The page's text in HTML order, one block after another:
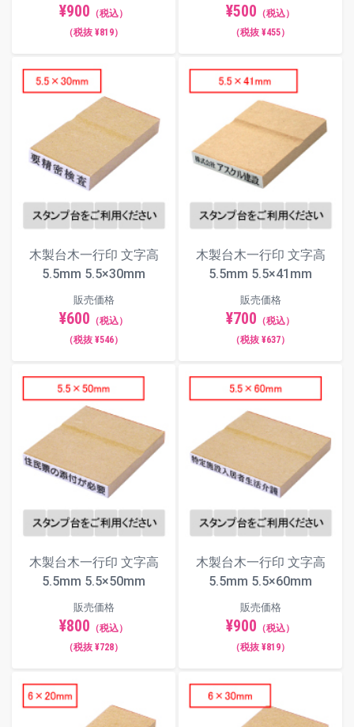
¥900 （税込）
（税抜 ¥819）
¥500 （税込）
（税抜 ¥455）
木製台木一行印 文字高
5.5mm 5.5×30mm
販売価格
¥600 （税込）
（税抜 ¥546）
木製台木一行印 文字高
5.5mm 5.5×41mm
販売価格
¥700 （税込）
（税抜 ¥637）
木製台木一行印 文字高
5.5mm 5.5×50mm
販売価格
¥800 （税込）
（税抜 ¥728）
木製台木一行印 文字高
5.5mm 5.5×60mm
販売価格
¥900 （税込）
（税抜 ¥819）